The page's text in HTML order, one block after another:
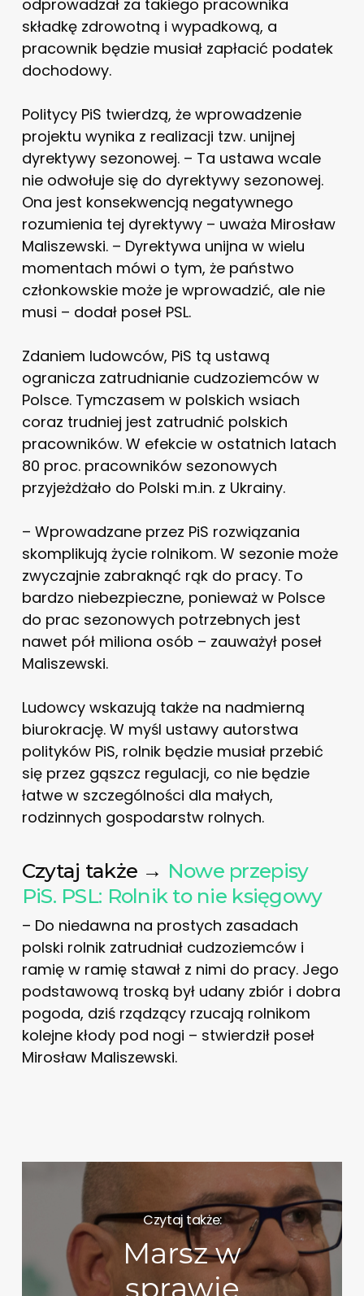
odprowadzał za takiego pracownika
składkę zdrowotną i wypadkową, a
pracownik będzie musiał zapłacić podatek
dochodowy.
Politycy PiS twierdzą, że wprowadzenie
projektu wynika z realizacji tzw. unijnej
dyrektywy sezonowej. – Ta ustawa wcale
nie odwołuje się do dyrektywy sezonowej.
Ona jest konsekwencją negatywnego
rozumienia tej dyrektywy – uważa Mirosław
Maliszewski. – Dyrektywa unijna w wielu
momentach mówi o tym, że państwo
członkowskie może je wprowadzić, ale nie
musi – dodał poseł PSL.
Zdaniem ludowców, PiS tą ustawą
ogranicza zatrudnianie cudzoziemców w
Polsce. Tymczasem w polskich wsiach
coraz trudniej jest zatrudnić polskich
pracowników. W efekcie w ostatnich latach
80 proc. pracowników sezonowych
przyjeżdżało do Polski m.in. z Ukrainy.
– Wprowadzane przez PiS rozwiązania
skomplikują życie rolnikom. W sezonie może
zwyczajnie zabraknąć rąk do pracy. To
bardzo niebezpieczne, ponieważ w Polsce
do prac sezonowych potrzebnych jest
nawet pół miliona osób – zauważył poseł
Maliszewski.
Ludowcy wskazują także na nadmierną
biurokrację. W myśl ustawy autorstwa
polityków PiS, rolnik będzie musiał przebić
się przez gąszcz regulacji, co nie będzie
łatwe w szczególności dla małych,
rodzinnych gospodarstw rolnych.
Czytaj także → Nowe przepisy
PiS. PSL: Rolnik to nie księgowy
– Do niedawna na prostych zasadach
polski rolnik zatrudniał cudzoziemców i
ramię w ramię stawał z nimi do pracy. Jego
podstawową troską był udany zbiór i dobra
pogoda, dziś rządzący rzucają rolnikom
kolejne kłody pod nogi – stwierdził poseł
Mirosław Maliszewski.
Czytaj także:
Marsz w
sprawie